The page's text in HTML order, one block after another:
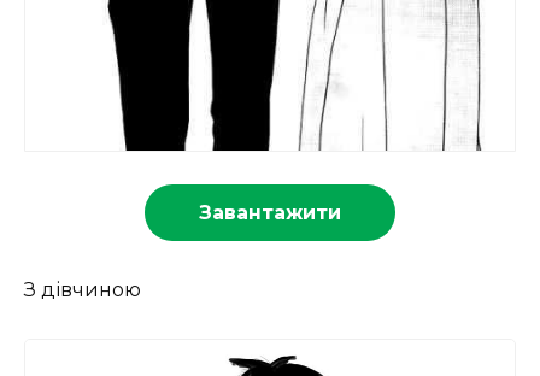
Завантажити
З дівчиною